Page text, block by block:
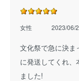
女性 2023/06/
文化祭で急に決ま
に発送してくれ
ました!